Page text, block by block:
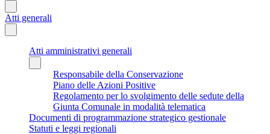
Atti generali
Atti amministrativi generali
Responsabile della Conservazione
Piano delle Azioni Positive
Regolamento per lo svolgimento delle sedute della
Giunta Comunale in modalità telematica
Documenti di programmazione strategico gestionale
Statuti e leggi regionali